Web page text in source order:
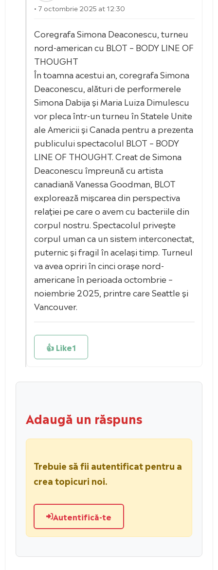
• 7 octombrie 2025 at 12:30
Coregrafa Simona Deaconescu, turneu
nord-american cu BLOT – BODY LINE OF
THOUGHT
În toamna acestui an, coregrafa Simona
Deaconescu, alături de performerele
Simona Dabija și Maria Luiza Dimulescu
vor pleca într-un turneu în Statele Unite
ale Americii și Canada pentru a prezenta
publicului spectacolul BLOT – BODY
LINE OF THOUGHT. Creat de Simona
Deaconescu împreună cu artista
canadiană Vanessa Goodman, BLOT
explorează mișcarea din perspectiva
relației pe care o avem cu bacteriile din
corpul nostru. Spectacolul privește
corpul uman ca un sistem interconectat,
puternic și fragil în același timp. Turneul
va avea opriri în cinci orașe nord-
americane în perioada octombrie –
noiembrie 2025, printre care Seattle și
Vancouver.
👍 Like1
Adaugă un răspuns
Trebuie să fii autentificat pentru a
crea topicuri noi.
Autentifică-te